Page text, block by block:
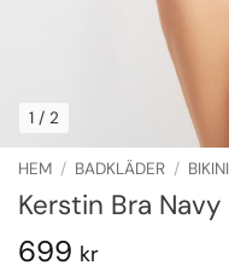
1 / 2
HEM / BADKLÄDER / BIKINI
Kerstin Bra Navy
699 kr